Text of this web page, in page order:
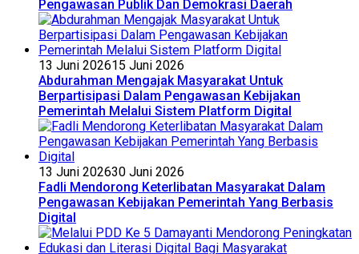
Pengawasan Publik Dan Demokrasi Daerah
13 Juni 202615 Juni 2026
Abdurahman Mengajak Masyarakat Untuk
Berpartisipasi Dalam Pengawasan Kebijakan
Pemerintah Melalui Sistem Platform Digital
13 Juni 202630 Juni 2026
Fadli Mendorong Keterlibatan Masyarakat Dalam
Pengawasan Kebijakan Pemerintah Yang Berbasis
Digital